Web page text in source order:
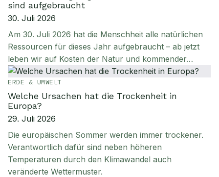
sind aufgebraucht
30. Juli 2026
Am 30. Juli 2026 hat die Menschheit alle natürlichen
Ressourcen für dieses Jahr aufgebraucht – ab jetzt
leben wir auf Kosten der Natur und kommender…
ERDE & UMWELT
Welche Ursachen hat die Trockenheit in
Europa?
29. Juli 2026
Die europäischen Sommer werden immer trockener.
Verantwortlich dafür sind neben höheren
Temperaturen durch den Klimawandel auch
veränderte Wettermuster.